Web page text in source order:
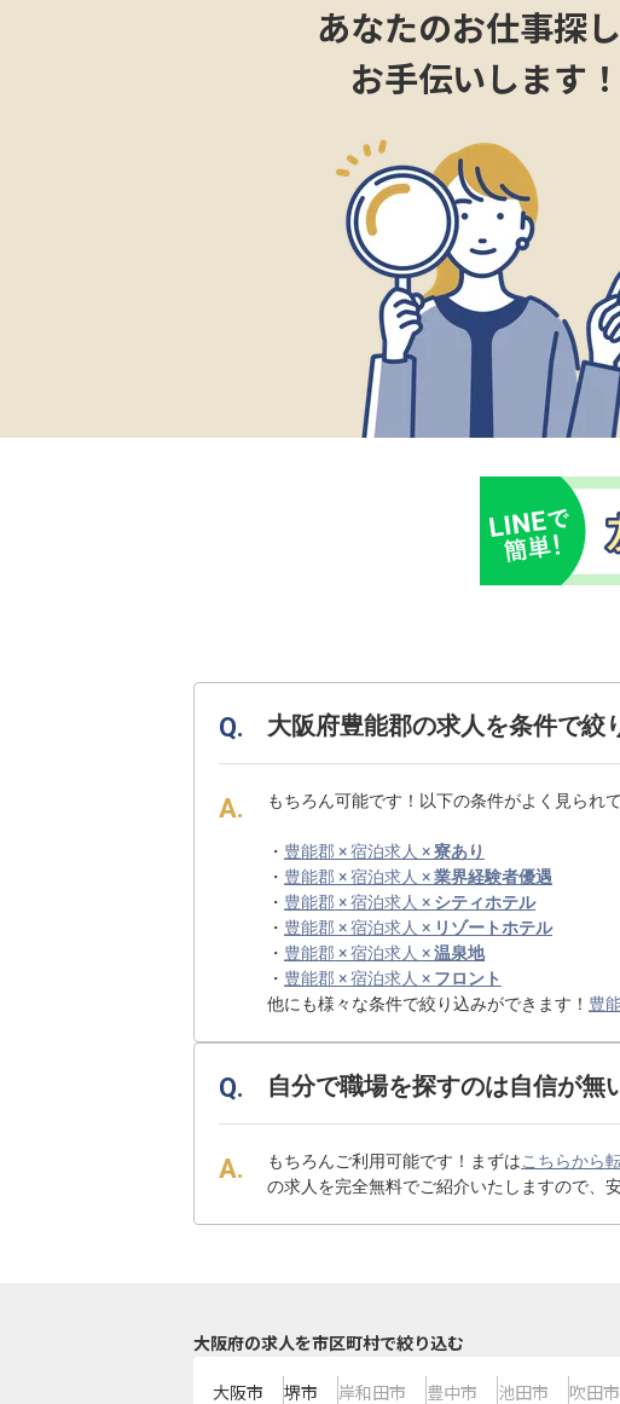
あなたのお仕事探
お手伝いします！
大阪府豊能郡の求人を条件で絞
もちろん可能です！以下の条件がよく見られて
・ 豊能郡 × 宿泊求人 ×寮あり
・ 豊能郡 × 宿泊求人 ×業界経験者優遇
・ 豊能郡 × 宿泊求人 × シティホテル
・ 豊能郡 × 宿泊求人 × リゾートホテル
・ 豊能郡 × 宿泊求人 ×温泉地
・ 豊能郡 × 宿泊求人 × フロント
他にも様々な条件で絞り込みができます！ 豊
自分で職場を探すのは自信が無
もちろんご利用可能です！まずはこちらから
の求人を完全無料でご紹介いたしますので、
大阪府の求人を市区町村で絞り込む
大阪市 堺市 岸和田市 豊中市 池田市 吹田市